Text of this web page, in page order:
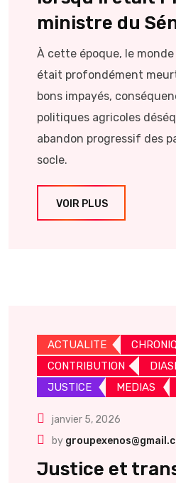
ministre du
À cette époque, le
était profondément
bons impayés,
politiques agricoles
abandon progressif des
socle.
VOIR PLUS
ACTUALITE
CONTRIBUTION
JUSTICE
MEDIAS
janvier 5, 2026
by
Justice et